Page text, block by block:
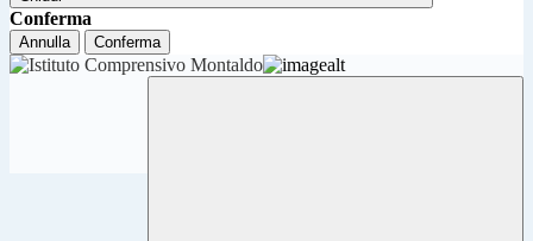
Conferma
Annulla Conferma